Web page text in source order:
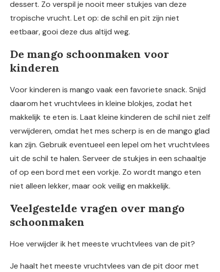
dessert. Zo verspil je nooit meer stukjes van deze
tropische vrucht. Let op: de schil en pit zijn niet
eetbaar, gooi deze dus altijd weg.
De mango schoonmaken voor
kinderen
Voor kinderen is mango vaak een favoriete snack. Snijd
daarom het vruchtvlees in kleine blokjes, zodat het
makkelijk te eten is. Laat kleine kinderen de schil niet zelf
verwijderen, omdat het mes scherp is en de mango glad
kan zijn. Gebruik eventueel een lepel om het vruchtvlees
uit de schil te halen. Serveer de stukjes in een schaaltje
of op een bord met een vorkje. Zo wordt mango eten
niet alleen lekker, maar ook veilig en makkelijk.
Veelgestelde vragen over mango
schoonmaken
Hoe verwijder ik het meeste vruchtvlees van de pit?
Je haalt het meeste vruchtvlees van de pit door met